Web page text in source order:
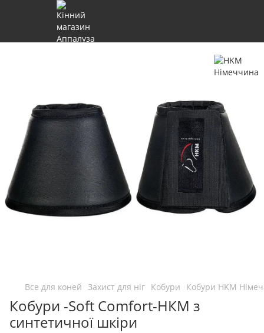
Все для коней Захист для ніг Кобури Кобури HKM
Кобури -Soft Comfort-НКМ з
синтетичної шкіри